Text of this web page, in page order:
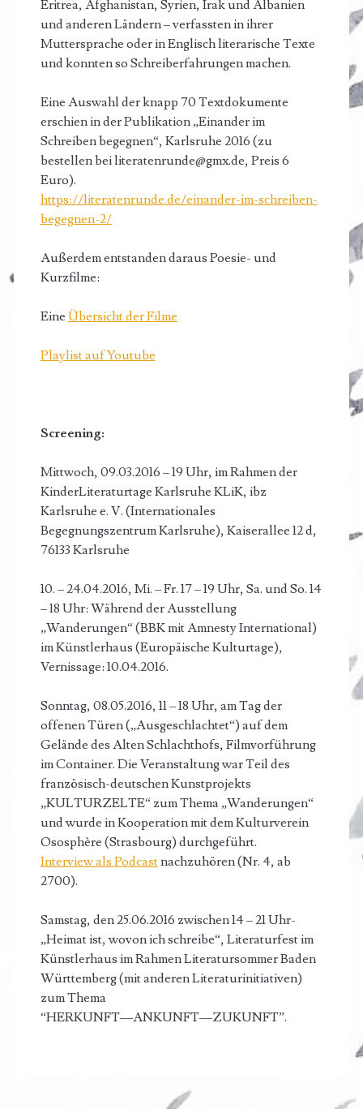
Eritrea, Afghanistan, Syrien, Irak und Albanien
und anderen Ländern – verfassten in ihrer
Muttersprache oder in Englisch literarische Texte
und konnten so Schreiberfahrungen machen.
Eine Auswahl der knapp 70 Textdokumente
erschien in der Publikation „Einander im
Schreiben begegnen“, Karlsruhe 2016 (zu
bestellen bei literatenrunde@gmx.de, Preis 6
Euro).
https://literatenrunde.de/einander-im-schreiben-
begegnen-2/
Außerdem entstanden daraus Poesie- und
Kurzfilme:
Eine Übersicht der Filme
Playlist auf Youtube
Screening:
Mittwoch, 09.03.2016 – 19 Uhr, im Rahmen der
KinderLiteraturtage Karlsruhe KLiK, ibz
Karlsruhe e. V. (Internationales
Begegnungszentrum Karlsruhe), Kaiserallee 12 d,
76133 Karlsruhe
10. – 24.04.2016, Mi. – Fr. 17 – 19 Uhr, Sa. und So. 14
– 18 Uhr: Während der Ausstellung
„Wanderungen“ (BBK mit Amnesty International)
im Künstlerhaus (Europäische Kulturtage),
Vernissage: 10.04.2016.
Sonntag, 08.05.2016, 11 – 18 Uhr, am Tag der
offenen Türen („Ausgeschlachtet“) auf dem
Gelände des Alten Schlachthofs, Filmvorführung
im Container. Die Veranstaltung war Teil des
französisch-deutschen Kunstprojekts
„KULTURZELTE“ zum Thema „Wanderungen“
und wurde in Kooperation mit dem Kulturverein
Ososphère (Strasbourg) durchgeführt.
Interview als Podcastnachzuhören (Nr. 4, ab
2700).
Samstag, den 25.06.2016 zwischen 14 – 21 Uhr-
„Heimat ist, wovon ich schreibe“, Literaturfest im
Künstlerhaus im Rahmen Literatursommer Baden
Württemberg (mit anderen Literaturinitiativen)
zum Thema
“HERKUNFT―ANKUNFT―ZUKUNFT”.